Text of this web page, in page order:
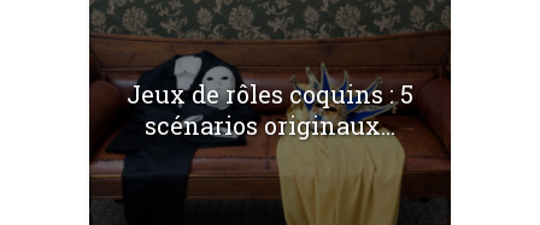
Jeux de rôles coquins : 5
scénarios originaux...